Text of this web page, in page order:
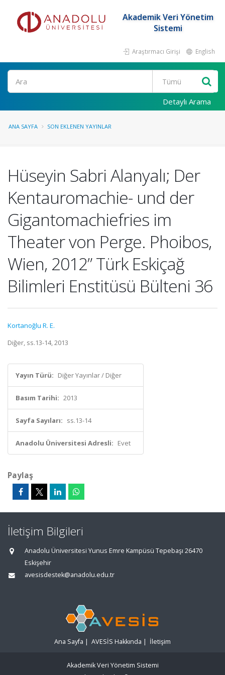
Akademik Veri Yönetim
Sistemi
Araştırmacı Girişi English
Ara
Detaylı Arama
ANA SAYFA SON EKLENEN YAYINLAR
Hüseyin Sabri Alanyalı; Der
Kentauromachie- und der
Gigantomachiefries im
Theater von Perge. Phoibos,
Wien, 2012” Türk Eskiçağ
Bilimleri Enstitüsü Bülteni 36
Kortanoğlu R. E.
Diğer, ss.13-14, 2013
Yayın Türü: Diğer Yayınlar / Diğer
Basım Tarihi: 2013
Sayfa Sayıları: ss.13-14
Anadolu Üniversitesi Adresli: Evet
Paylaş
İletişim Bilgileri
Anadolu Üniversitesi Yunus Emre Kampüsü Tepebaşı 26470
Eskişehir
avesisdestek@anadolu.edu.tr
Ana Sayfa | AVESİS Hakkında | İletişim
Akademik Veri Yönetim Sistemi